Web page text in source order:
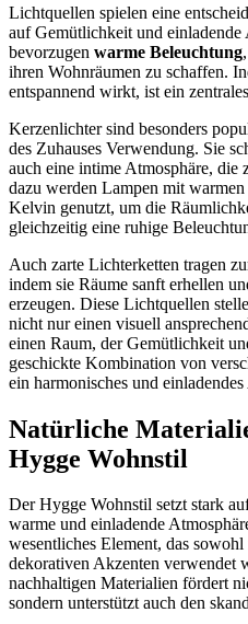
Lichtquellen spielen eine
auf Gemütlichkeit und einladende
bevorzugen warme Beleuchtung
ihren Wohnräumen zu schaffen.
entspannend wirkt, ist ein
Kerzenlichter sind besonders
des Zuhauses Verwendung. Sie
auch eine intime Atmosphäre, die
dazu werden Lampen mit
Kelvin genutzt, um die
gleichzeitig eine ruhige
Auch zarte Lichterketten tragen
indem sie Räume sanft erhellen
erzeugen. Diese Lichtquellen
nicht nur einen visuell
einen Raum, der Gemütlichkeit
geschickte Kombination von
ein harmonisches und
Natürliche
Hygge Wohnstil
Der Hygge Wohnstil setzt stark
warme und einladende
wesentliches Element, das
dekorativen Akzenten verwendet
nachhaltigen Materialien fördert
sondern unterstützt auch den